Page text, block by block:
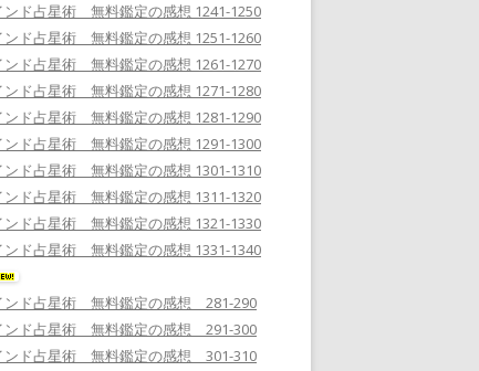
ンド占星術 無料鑑定の感想 1241-1250
ンド占星術 無料鑑定の感想 1251-1260
ンド占星術 無料鑑定の感想 1261-1270
ンド占星術 無料鑑定の感想 1271-1280
ンド占星術 無料鑑定の感想 1281-1290
ンド占星術 無料鑑定の感想 1291-1300
ンド占星術 無料鑑定の感想 1301-1310
ンド占星術 無料鑑定の感想 1311-1320
ンド占星術 無料鑑定の感想 1321-1330
ンド占星術 無料鑑定の感想 1331-1340
ンド占星術 無料鑑定の感想 281-290
ンド占星術 無料鑑定の感想 291-300
ンド占星術 無料鑑定の感想 301-310